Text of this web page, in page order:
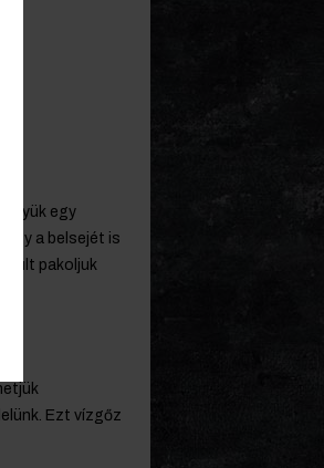
egy
a belsejét is
pakoljuk
Ezt vízgőz